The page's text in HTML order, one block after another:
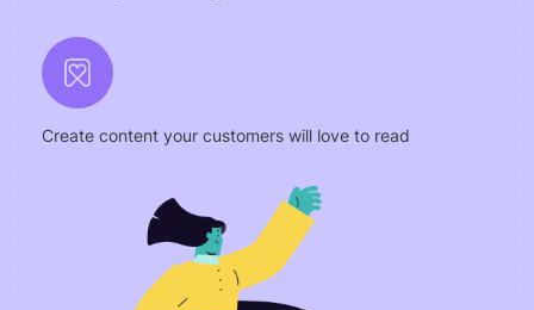
Create content your customers will love to read